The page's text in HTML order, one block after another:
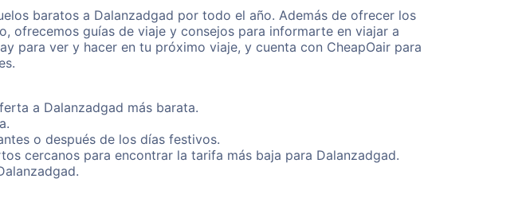
baratos a Dalanzadgad por todo el año. Además de ofrecer los
ofrecemos guías de viaje y consejos para informarte en viajar a
para ver y hacer en tu próximo viaje, y cuenta con CheapOair para
a Dalanzadgad más barata.
o después de los días festivos.
cercanos para encontrar la tarifa más baja para Dalanzadgad.